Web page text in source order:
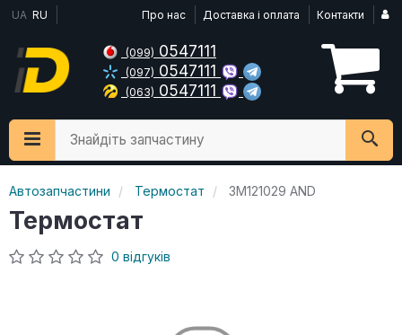
UA RU Про нас Доставка і оплата Контакти
(099) 0547111
(097) 0547111
(063) 0547111
Знайдіть запчастину
Автозапчастини Термостат 3M121029 AND
Термостат
0 відгуків